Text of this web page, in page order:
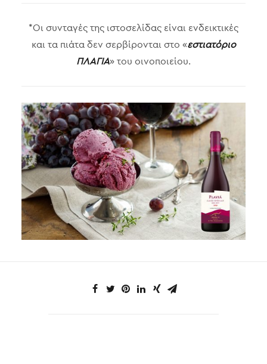
*Οι συνταγές της ιστοσελίδας είναι ενδεικτικές
και τα πιάτα δεν σερβίρονται στο «εστιατόριο
ΠΛΑΓΙΑ» του οινοποιείου.